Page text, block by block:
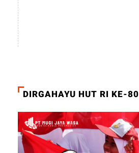
DIRGAHAYU HUT RI KE-80